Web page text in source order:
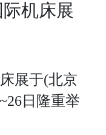
机床展
展于(北京
日隆重举